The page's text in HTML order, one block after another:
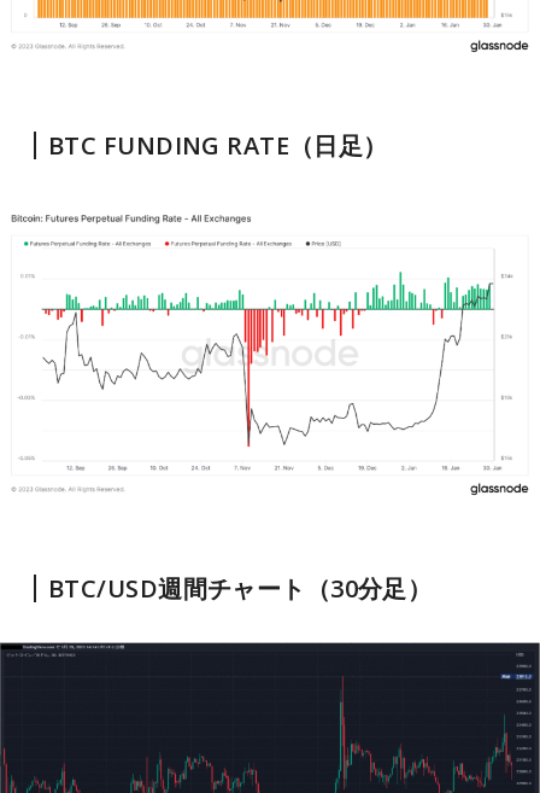
BTC FUNDING RATE（日足）
BTC/USD週間チャート（30分足）